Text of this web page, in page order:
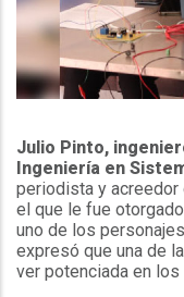
Julio Pinto,
Ingeniería en
periodista y
el que le fue
uno de los
expresó que una de
ver potenciada en